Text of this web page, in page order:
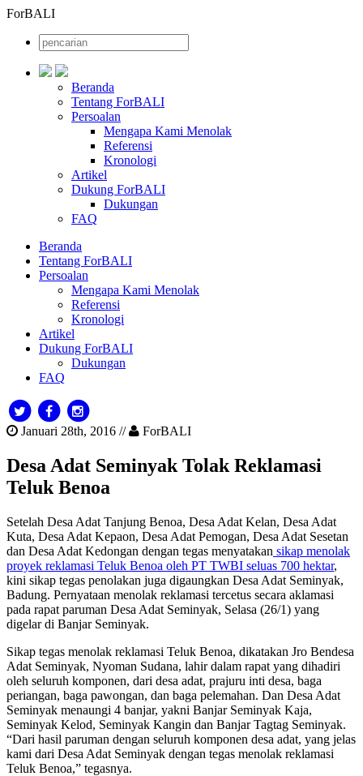
ForBALI
Beranda
Tentang ForBALI
Persoalan
Mengapa Kami Menolak
Referensi
Kronologi
Artikel
Dukung ForBALI
Dukungan
FAQ
Beranda
Tentang ForBALI
Persoalan
Mengapa Kami Menolak
Referensi
Kronologi
Artikel
Dukung ForBALI
Dukungan
FAQ
Januari 28th, 2016 // ForBALI
Desa Adat Seminyak Tolak Reklamasi
Teluk Benoa
Setelah Desa Adat Tanjung Benoa, Desa Adat Kelan, Desa Adat
Kuta, Desa Adat Kepaon, Desa Adat Pemogan, Desa Adat Sesetan
dan Desa Adat Kedongan dengan tegas menyatakan sikap menolak
proyek reklamasi Teluk Benoa oleh PT TWBI seluas 700 hektar,
kini sikap tegas penolakan juga digaungkan Desa Adat Seminyak,
Badung. Pernyataan menolak reklamasi tercetus secara aklamasi
pada rapat paruman Desa Adat Seminyak, Selasa (26/1) yang
digelar di Banjar Seminyak.
Sikap tegas menolak reklamasi Teluk Benoa, dikatakan Jro Bendesa
Adat Seminyak, Nyoman Sudana, lahir dalam rapat yang dihadiri
oleh seluruh komponen, dari desa adat, prajuru inti desa, baga
periangan, baga pawongan, dan baga pelemahan. Dan Desa Adat
Seminyak menaungi 4 banjar, yakni Banjar Seminyak Kaja,
Seminyak Kelod, Seminyak Kangin dan Banjar Tagtag Seminyak.
“Dari hasil paruman dengan seluruh komponen desa adat, yang jelas
kami dari Desa Adat Seminyak dengan tegas menolak reklamasi
Teluk Benoa,” tegasnya.